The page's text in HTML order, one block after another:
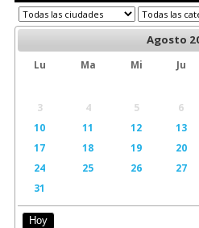
Agosto
Lu Ma Mi Ju
3
4 5 6
10
11 12 13
17
18 19 20
24
25 26 27
31
Hoy